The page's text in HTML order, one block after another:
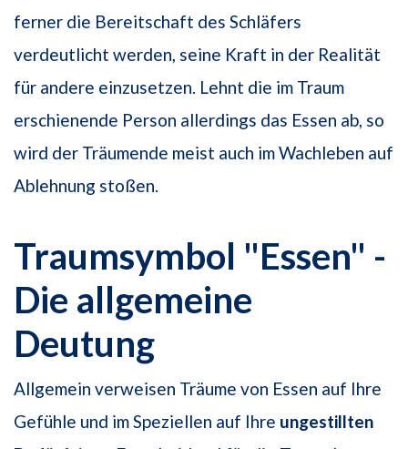
ferner die Bereitschaft des Schläfers
verdeutlicht werden, seine Kraft in der Realität
für andere einzusetzen. Lehnt die im Traum
erschienende Person allerdings das Essen ab, so
wird der Träumende meist auch im Wachleben auf
Ablehnung stoßen.
Traumsymbol "Essen" -
Die allgemeine
Deutung
Allgemein verweisen Träume von Essen auf Ihre
Gefühle und im Speziellen auf Ihre ungestillten